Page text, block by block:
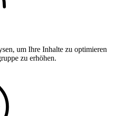
um Ihre Inhalte zu optimieren
zu erhöhen.